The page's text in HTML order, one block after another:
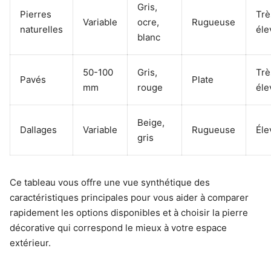
Pierres
naturelles
Variable
Gris,
ocre,
blanc
Rugueuse
Pavés
50-100
mm
Gris,
rouge
Plate
Dallages Variable
Beige,
gris
Rugueuse
Ce tableau vous offre une vue synthétique des
caractéristiques principales pour vous aider à comparer
rapidement les options disponibles et à choisir la pierre
décorative qui correspond le mieux à votre espace
extérieur.